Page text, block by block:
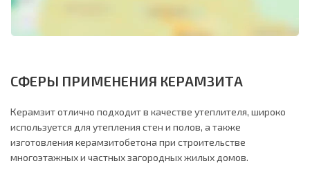
СФЕРЫ ПРИМЕНЕНИЯ КЕРАМЗИТА
Керамзит отлично подходит в качестве утеплителя, широко
используется для утепления стен и полов, а также
изготовления керамзитобетона при строительстве
многоэтажных и частных загородных жилых домов.